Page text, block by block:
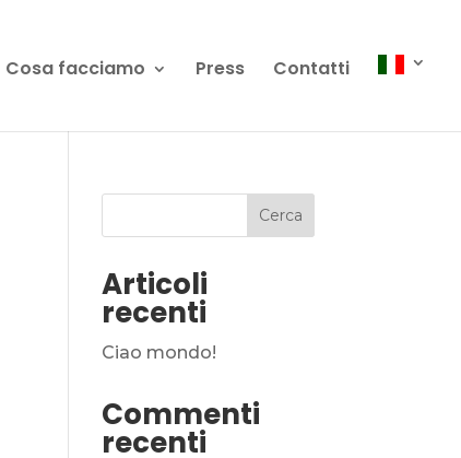
Cosa facciamo Press Contatti
Cerca
Articoli
recenti
Ciao mondo!
Commenti
recenti